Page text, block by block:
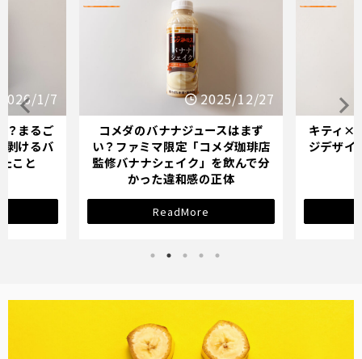
12/27
はまず
ダ珈琲店
んで分
2025/12/21
キティ×バナナミルクのパッケー
ジデザインが示す「学び直し」の
サインとは？
ReadMore
オイシッ
ている人